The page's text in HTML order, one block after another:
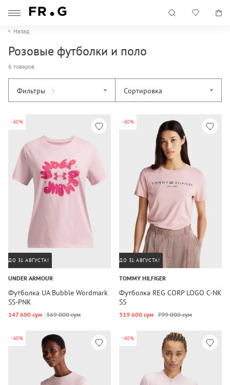
Назад
Розовые футболки и поло
6 товаров
Фильтры 3 Сортировка
-60%
ДО 31 АВГУСТА!
UNDER ARMOUR
Футболка UA Bubble Wordmark
SS-PNK
147 600 сум 369 000 сум
-60%
ДО 31 АВГУСТА!
TOMMY HILFIGER
Футболка REG CORP LOGO C-NK
SS
319 600 сум 799 000 сум
-60% -60%